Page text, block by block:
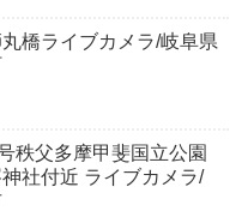
橋ライブカメラ/岐阜県
秩父多摩甲斐国立公園
社付近 ライブカメラ/